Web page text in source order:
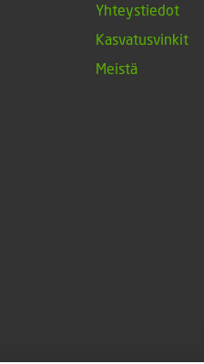
Yhteystiedot
Kasvatusvinkit
Meistä